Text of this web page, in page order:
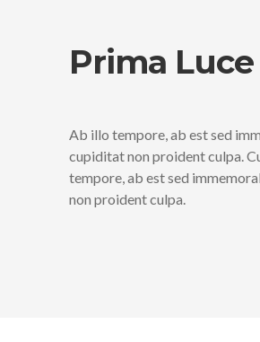
Prima
Ab illo tempore, ab est sed
cupiditat non proident culpa.
tempore, ab est sed
non proident culpa.